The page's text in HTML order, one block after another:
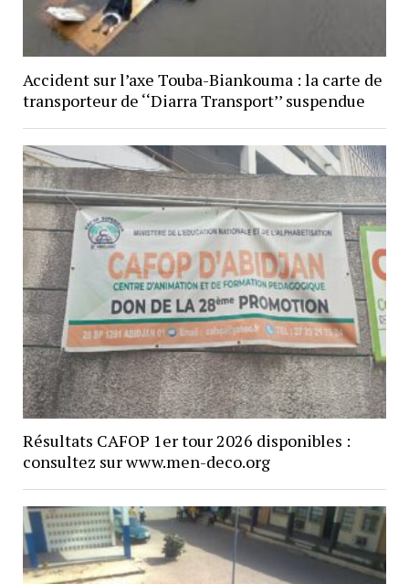
Accident sur l’axe Touba-Biankouma : la carte de
transporteur de ‘‘Diarra Transport’’ suspendue
Résultats CAFOP 1er tour 2026 disponibles :
consultez sur www.men-deco.org